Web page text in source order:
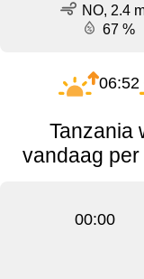
NO, 2.4
67 %
06:52
Tanzania
vandaag
00:00